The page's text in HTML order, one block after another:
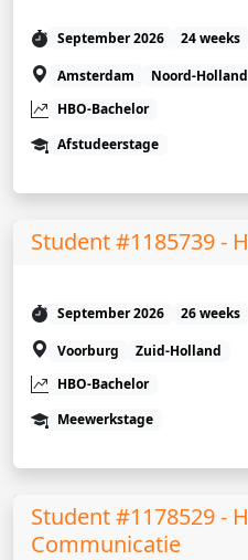
September 2026 24 weeks
Amsterdam
Noord-Holland
HBO-Bachelor
Afstudeerstage
Student #1185739 -
September 2026 26 weeks
Voorburg
Zuid-Holland
HBO-Bachelor
Meewerkstage
Student #1178529 -
Communicatie